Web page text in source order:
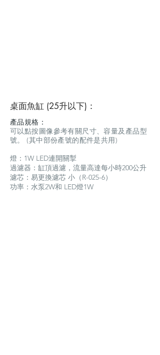
桌面魚缸 (25升以下)：
產品規格：
可以點按圖像參考有關尺寸、容量及產品型
號。 (其中部份產號的配件是共用)
燈：1W LED連開關掣
過濾器：缸頂過濾，流量高達每小時200公升
濾芯：易更換濾芯 小（R-025-6）
功率：水泵2W和 LED燈1W